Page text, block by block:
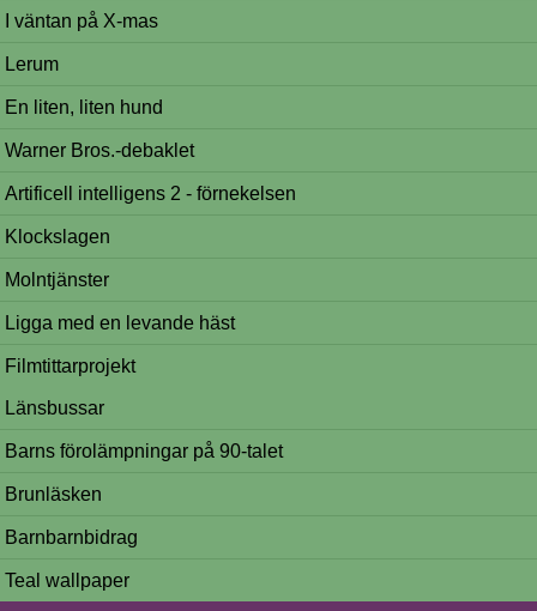
I väntan på X-mas
Lerum
En liten, liten hund
Warner Bros.-debaklet
Artificell intelligens 2 - förnekelsen
Klockslagen
Molntjänster
Ligga med en levande häst
Filmtittarprojekt
Länsbussar
Barns förolämpningar på 90-talet
Brunläsken
Barnbarnbidrag
Teal wallpaper